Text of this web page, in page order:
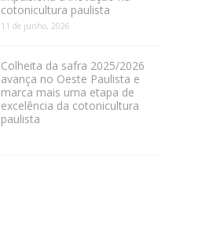
cotonicultura paulista
11 de junho, 2026
Colheita da safra 2025/2026
avança no Oeste Paulista e
marca mais uma etapa de
excelência da cotonicultura
paulista